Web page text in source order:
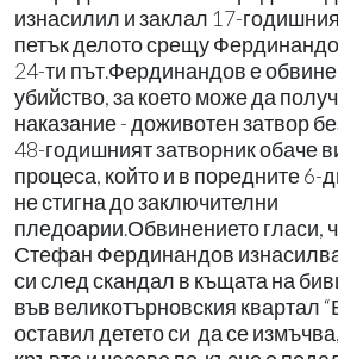
изнасилил и заклал 17-
петък делото срещу
24-ти път.Фердинандов е
убийство, за което може да
наказание - доживотен затвор
48-годишният затворник обаче
процеса, който и в поредните 6-
не стигна до заключителни
пледоарии.Обвинението гласи,
Стефан Фердинандов
си след скандал в къщата на
във великотърновския квартал
оставил детето си да се